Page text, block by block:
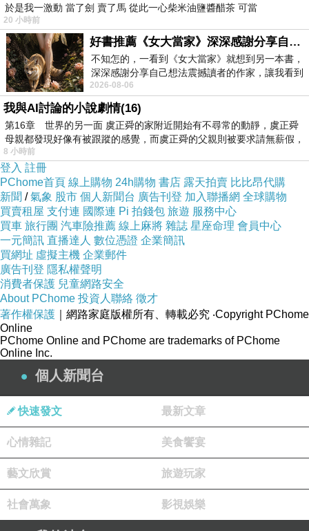
於是我一激動 當了劍 賣了馬 從此一心柴米油鹽醬醋茶 可當
20 小時前
好書推薦《女大當家》深深感謝分享自己想法震撼讀者的作家，讓我看到不同樣貌的家庭！
不知怎的，一看到《女大當家》就想到另一本書，
深深感謝分享自己想法震撼讀者的作家，讓我看到
不同樣貌的家庭！ 《女大
2026-08-06
我與AI討論的小說劇情(16)
第16章 世界的另一面 虞正舜的家附近開始有不尋常的動靜，虞正舜
母親都發現好像有被跟蹤的感覺，而虞正舜的父親則被要求請無薪假，
8 小時前
登入 註冊
PChome首頁 線上購物 24h購物 書店 露天拍賣 比比昂代購
新聞 /氣象 股市 個人新聞台 廣告刊登 加入聯播網 全球購物
買賣租屋 支付連 國際連 Pi 拍錢包 旅遊 服務中心
買車 旅行團 汽車險推薦 線上麻將 雜誌 星座命理 會員中心
一元簡訊 直播達人 數位憑證 企業簡訊
買網址 虛擬主機 企業郵件
廣告刊登 隱私權聲明
消費者保護 兒童網路安全
About PChome 投資人聯絡 徵才
著作權保護 ｜網路家庭版權所有、轉載必究 ‧Copyright PChome
Online
PChome Online and PChome are trademarks of PChome
Online Inc.
個人新聞台
快速發文 最新文章
心情雜記 美食饗宴
藝文欣賞 旅遊玩家
社會萬象 影視娛樂